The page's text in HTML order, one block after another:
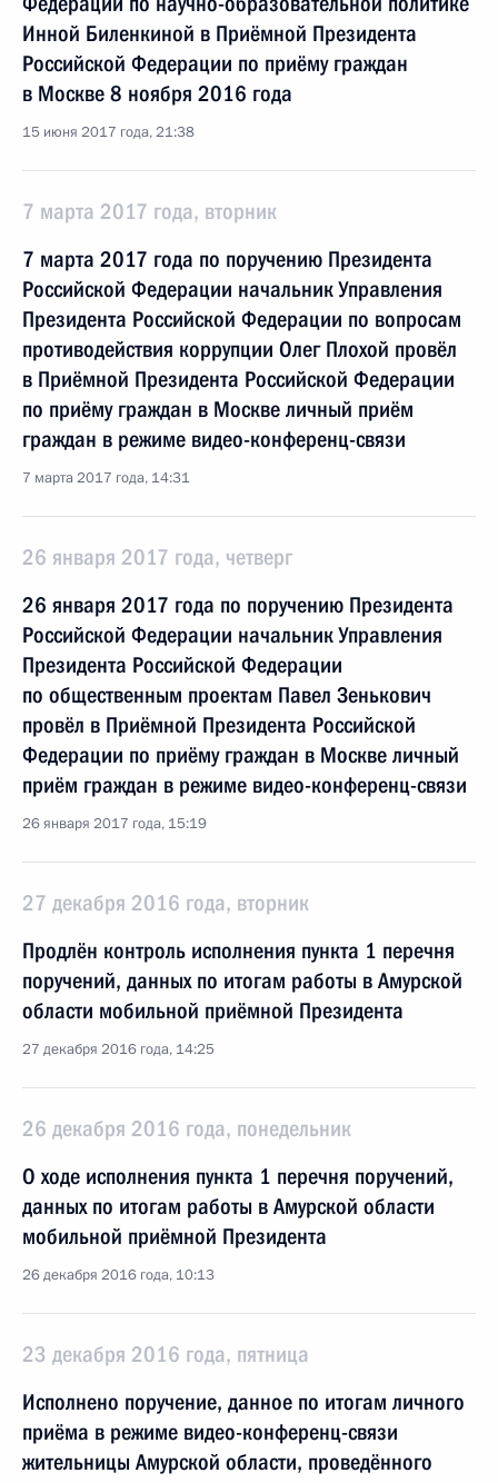
Инной Биленкиной в Приёмной Президента
Российской Федерации по приёму граждан
в Москве 8 ноября 2016 года
15 июня 2017 года, 21:38
7 марта 2017 года, вторник
7 марта 2017 года по поручению Президента
Российской Федерации начальник Управления
Президента Российской Федерации по вопросам
противодействия коррупции Олег Плохой провёл
в Приёмной Президента Российской Федерации
по приёму граждан в Москве личный приём
граждан в режиме видео-конференц-связи
7 марта 2017 года, 14:31
26 января 2017 года, четверг
26 января 2017 года по поручению Президента
Российской Федерации начальник Управления
Президента Российской Федерации
по общественным проектам Павел Зенькович
провёл в Приёмной Президента Российской
Федерации по приёму граждан в Москве личный
приём граждан в режиме видео-конференц-связи
26 января 2017 года, 15:19
27 декабря 2016 года, вторник
Продлён контроль исполнения пункта 1 перечня
поручений, данных по итогам работы в Амурской
области мобильной приёмной Президента
27 декабря 2016 года, 14:25
26 декабря 2016 года, понедельник
О ходе исполнения пункта 1 перечня поручений,
данных по итогам работы в Амурской области
мобильной приёмной Президента
26 декабря 2016 года, 10:13
23 декабря 2016 года, пятница
Исполнено поручение, данное по итогам личного
приёма в режиме видео-конференц-связи
жительницы Амурской области, проведённого